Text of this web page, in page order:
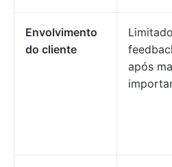
Envolvimento
do cliente
após